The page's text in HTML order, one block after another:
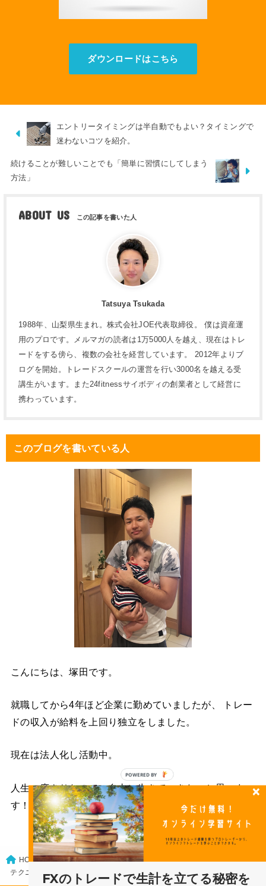
ダウンロードはこちら
エントリータイミングは半自動でもよい？タイミングで
迷わないコツを紹介。
続けることが難しいことでも「簡単に習慣にしてしまう
方法」
ABOUT US
Tatsuya Tsukada
1988年、山梨県生まれ。株式会社JOE代表取締役。 僕は資産運
用のプロです。メルマガの読者は1万5000人を越え、現在はトレ
ードをする傍ら、複数の会社を経営しています。 2012年よりブ
ログを開始。トレードスクールの運営を行い3000名を越える受
講生がいます。また24fitnessサイボディの創業者として経営に
携わっています。
このブログを書いている人
こんにちは、塚田です。
就職してから4年ほど企業に勤めていましたが、 トレー
ドの収入が給料を上回り独立をしました。
現在は法人化し活動中。
人生一度きりなので、自由に生きていきたいと思いま
す！
HOME
FXトレードの基礎
テクニカル分析が効かない相場があるのを知っていますか？
FXのトレードで生計を立てる秘密を